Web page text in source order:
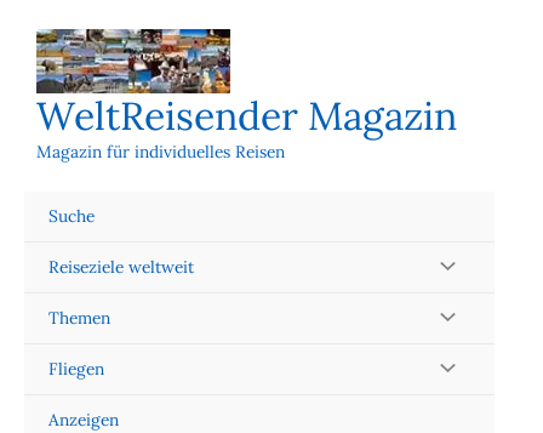
Inhalt
springen
WeltReisender Magazin
Magazin für individuelles Reisen
Suche
Reiseziele weltweit
Themen
Fliegen
Anzeigen